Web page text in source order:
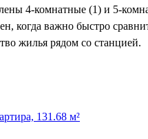
4-комнатные (1) и 5-
когда важно быстро
жилья рядом со станцией.
131.68 м²